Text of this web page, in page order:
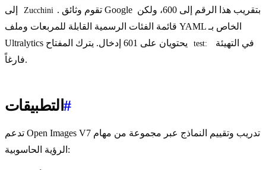
Zucchini . تقوم وثائق Google بتقريب هذا الرقم إلى 600، ولكن
قائمة الفئات الرسمية القابلة للمربعات وملف YAML الخاص بـ
test:
فارغاً.
التطبيقات#
تدعم Open Images V7 تدريب وتقييم النماذج عبر مجموعة من مهام
الرؤية الحاسوبية: